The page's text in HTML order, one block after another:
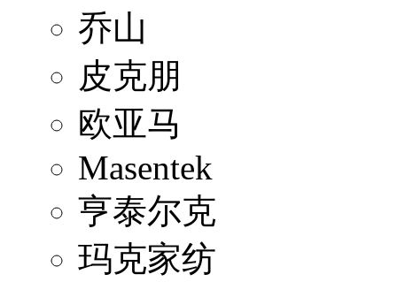
乔山
皮克朋
欧亚马
Masentek
亨泰尔克
玛克家纺